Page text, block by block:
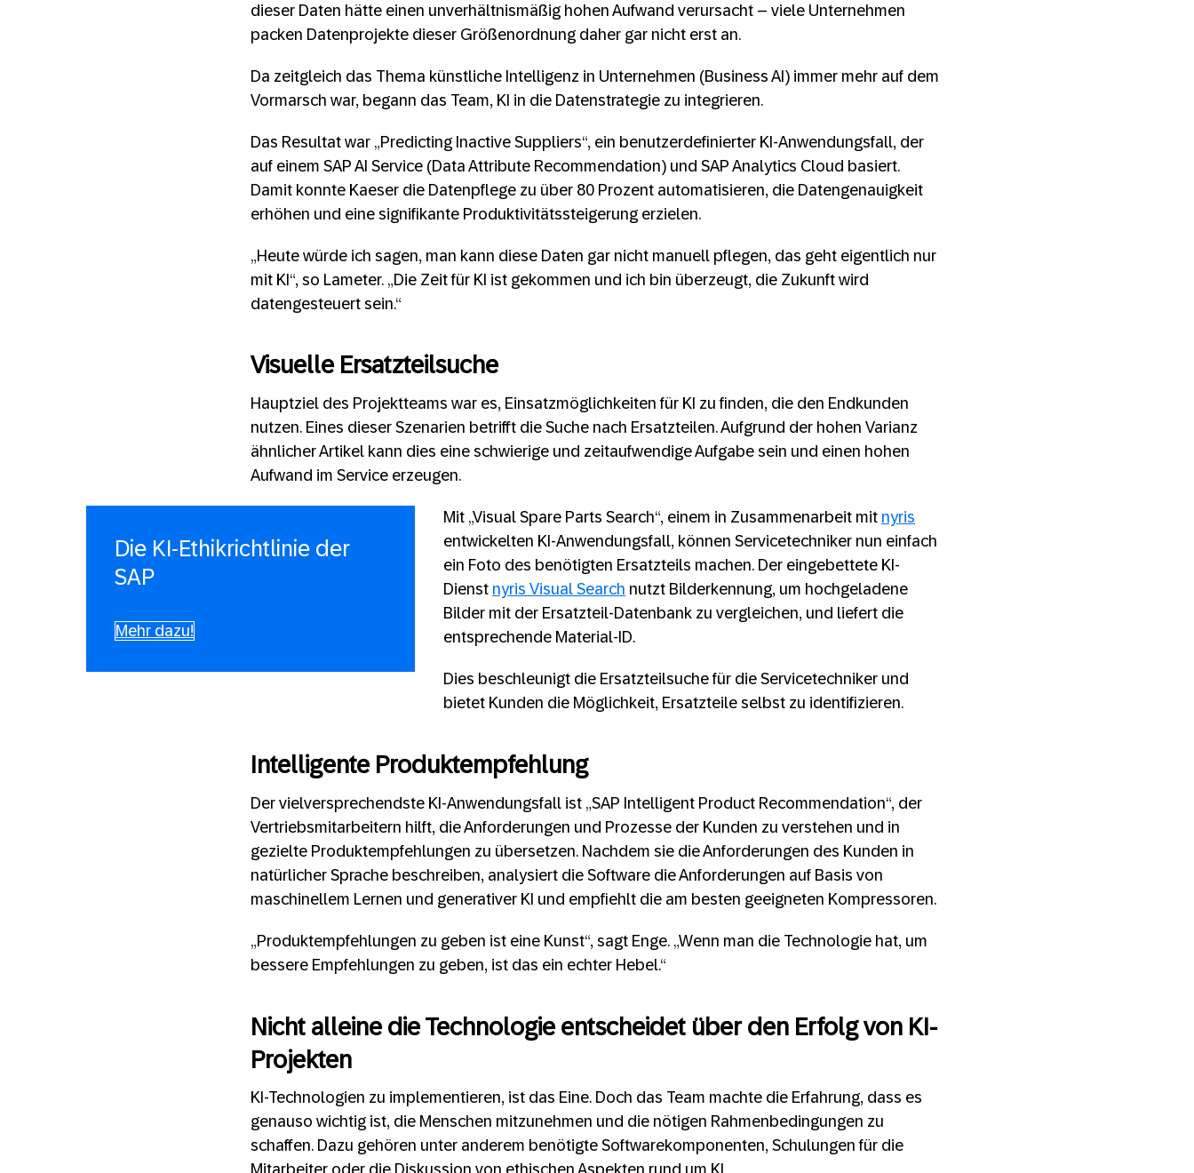
dieser Daten hätte einen unverhältnismäßig hohen Aufwand verursacht – viele Unternehmen
packen Datenprojekte dieser Größenordnung daher gar nicht erst an.
Da zeitgleich das Thema künstliche Intelligenz in Unternehmen (Business AI) immer mehr auf dem
Vormarsch war, begann das Team, KI in die Datenstrategie zu integrieren.
Das Resultat war „Predicting Inactive Suppliers“, ein benutzerdefinierter KI-Anwendungsfall, der
auf einem SAP AI Service (Data Attribute Recommendation) und SAP Analytics Cloud basiert.
Damit konnte Kaeser die Datenpflege zu über 80 Prozent automatisieren, die Datengenauigkeit
erhöhen und eine signifikante Produktivitätssteigerung erzielen.
„Heute würde ich sagen, man kann diese Daten gar nicht manuell pflegen, das geht eigentlich nur
mit KI“, so Lameter. „Die Zeit für KI ist gekommen und ich bin überzeugt, die Zukunft wird
datengesteuert sein.“
Visuelle Ersatzteilsuche
Hauptziel des Projektteams war es, Einsatzmöglichkeiten für KI zu finden, die den Endkunden
nutzen. Eines dieser Szenarien betrifft die Suche nach Ersatzteilen. Aufgrund der hohen Varianz
ähnlicher Artikel kann dies eine schwierige und zeitaufwendige Aufgabe sein und einen hohen
Aufwand im Service erzeugen.
Die KI-Ethikrichtlinie der
SAP
Mehr dazu!
Mit „Visual Spare Parts Search“, einem in Zusammenarbeit mit nyris
entwickelten KI-Anwendungsfall, können Servicetechniker nun einfach
ein Foto des benötigten Ersatzteils machen. Der eingebettete KI-
Dienst nyris Visual Search nutzt Bilderkennung, um hochgeladene
Bilder mit der Ersatzteil-Datenbank zu vergleichen, und liefert die
entsprechende Material-ID.
Dies beschleunigt die Ersatzteilsuche für die Servicetechniker und
bietet Kunden die Möglichkeit, Ersatzteile selbst zu identifizieren.
Intelligente Produktempfehlung
Der vielversprechendste KI-Anwendungsfall ist „SAP Intelligent Product Recommendation“, der
Vertriebsmitarbeitern hilft, die Anforderungen und Prozesse der Kunden zu verstehen und in
gezielte Produktempfehlungen zu übersetzen. Nachdem sie die Anforderungen des Kunden in
natürlicher Sprache beschreiben, analysiert die Software die Anforderungen auf Basis von
maschinellem Lernen und generativer KI und empfiehlt die am besten geeigneten Kompressoren.
„Produktempfehlungen zu geben ist eine Kunst“, sagt Enge. „Wenn man die Technologie hat, um
bessere Empfehlungen zu geben, ist das ein echter Hebel.“
Nicht alleine die Technologie entscheidet über den Erfolg von KI-
Projekten
KI-Technologien zu implementieren, ist das Eine. Doch das Team machte die Erfahrung, dass es
genauso wichtig ist, die Menschen mitzunehmen und die nötigen Rahmenbedingungen zu
schaffen. Dazu gehören unter anderem benötigte Softwarekomponenten, Schulungen für die